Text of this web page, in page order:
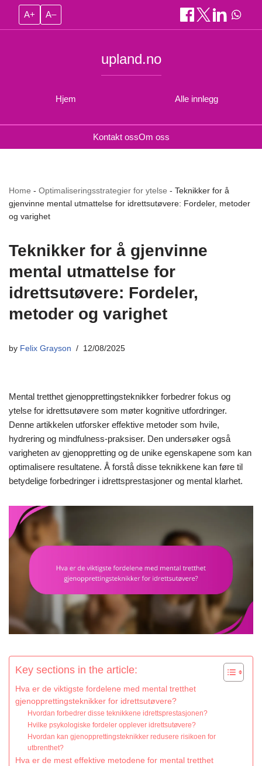
A+ A–
Hjem
upland.no
Alle innlegg
Kontakt ossOm oss
Home - Optimaliseringsstrategier for ytelse - Teknikker for å
gjenvinne mental utmattelse for idrettsutøvere: Fordeler, metoder
og varighet
Teknikker for å gjenvinne
mental utmattelse for
idrettsutøvere: Fordeler,
metoder og varighet
by Felix Grayson 12/08/2025
Mental tretthet gjenopprettingsteknikker forbedrer fokus og
ytelse for idrettsutøvere som møter kognitive utfordringer.
Denne artikkelen utforsker effektive metoder som hvile,
hydrering og mindfulness-praksiser. Den undersøker også
varigheten av gjenoppretting og de unike egenskapene som kan
optimalisere resultatene. Å forstå disse teknikkene kan føre til
betydelige forbedringer i idrettsprestasjoner og mental klarhet.
Key sections in the article:
Hva er de viktigste fordelene med mental tretthet
gjenopprettingsteknikker for idrettsutøvere?
Hvordan forbedrer disse teknikkene idrettsprestasjonen?
Hvilke psykologiske fordeler opplever idrettsutøvere?
Hvordan kan gjenopprettingsteknikker redusere risikoen for
utbrenthet?
Hva er de mest effektive metodene for mental tretthet